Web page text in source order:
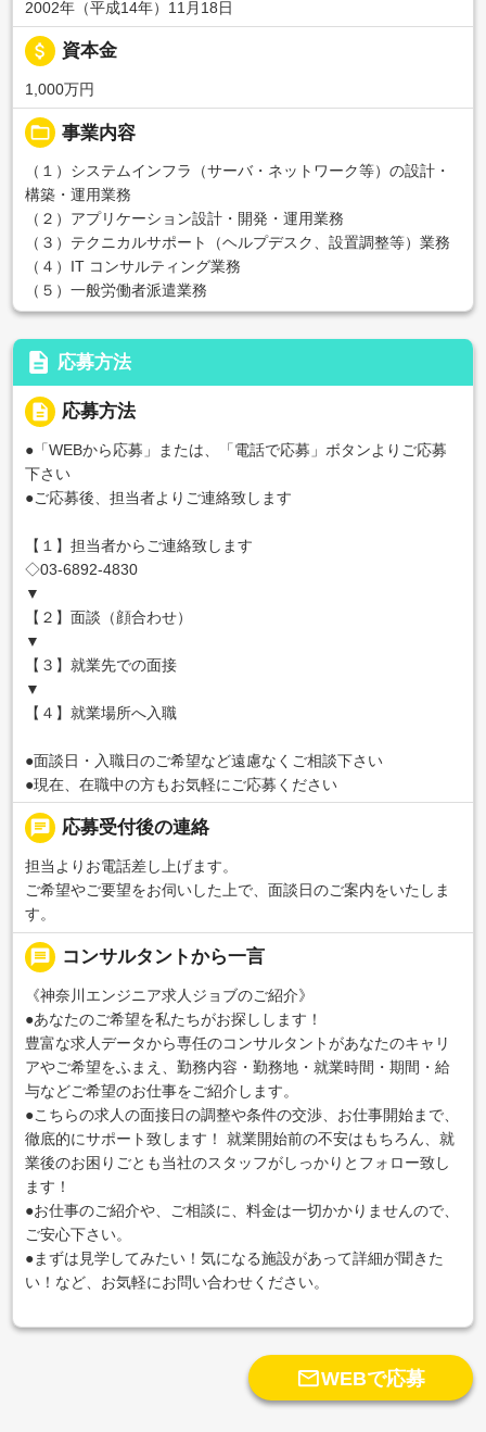
2002年（平成14年）11月18日
attach_money 資本金
1,000万円
folder_open 事業内容
（１）システムインフラ（サーバ・ネットワーク等）の設計・
構築・運用業務
（２）アプリケーション設計・開発・運用業務
（３）テクニカルサポート（ヘルプデスク、設置調整等）業務
（４）IT コンサルティング業務
（５）一般労働者派遣業務
description 応募方法
description 応募方法
●「WEBから応募」または、「電話で応募」ボタンよりご応募
下さい
●ご応募後、担当者よりご連絡致します
【１】担当者からご連絡致します
◇03-6892-4830
▼
【２】面談（顔合わせ）
▼
【３】就業先での面接
▼
【４】就業場所へ入職
●面談日・入職日のご希望など遠慮なくご相談下さい
●現在、在職中の方もお気軽にご応募ください
chat 応募受付後の連絡
担当よりお電話差し上げます。
ご希望やご要望をお伺いした上で、面談日のご案内をいたしま
す。
message コンサルタントから一言
《神奈川エンジニア求人ジョブのご紹介》
●あなたのご希望を私たちがお探しします！
豊富な求人データから専任のコンサルタントがあなたのキャリ
アやご希望をふまえ、勤務内容・勤務地・就業時間・期間・給
与などご希望のお仕事をご紹介します。
●こちらの求人の面接日の調整や条件の交渉、お仕事開始まで、
徹底的にサポート致します！ 就業開始前の不安はもちろん、就
業後のお困りごとも当社のスタッフがしっかりとフォロー致し
ます！
●お仕事のご紹介や、ご相談に、料金は一切かかりませんので、
ご安心下さい。
●まずは見学してみたい！気になる施設があって詳細が聞きた
い！など、お気軽にお問い合わせください。
WEBで応募